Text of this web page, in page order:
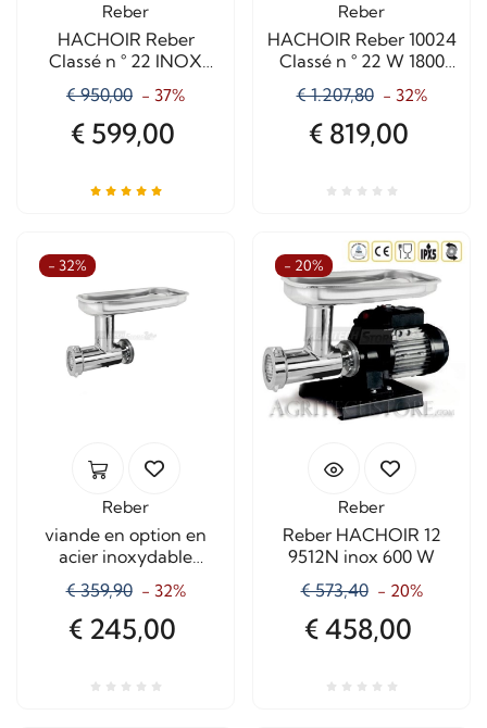
Reber
HACHOIR Reber
Classé n ° 22 INOX
1200 W Professional
€ 950,00 - 37%
€ 599,00
Reber
HACHOIR Reber 10024
Classé n ° 22 W 1800
Corp Court
professionnel
€ 1.207,80 - 32%
€ 819,00
- 32%
Reber
viande en option en
acier inoxydable
€ 359,90 - 32%
€ 245,00
- 20%
Reber
Reber HACHOIR 12
9512N inox 600 W
€ 573,40 - 20%
€ 458,00